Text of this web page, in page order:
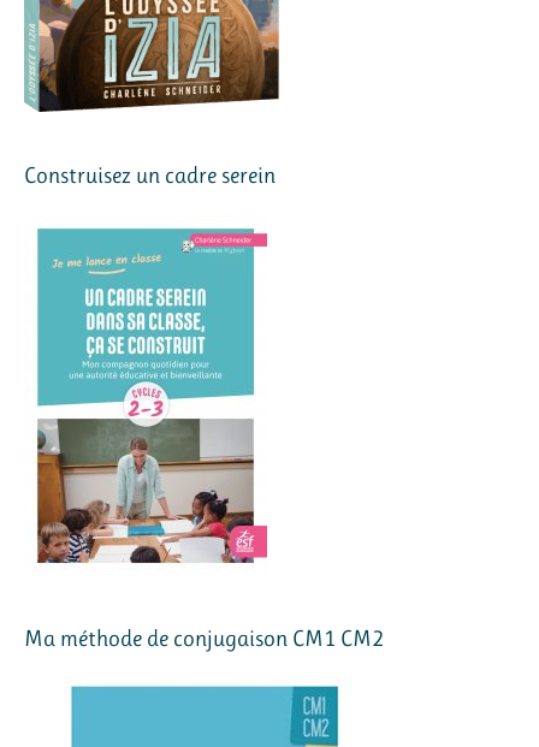
Construisez un cadre serein
Ma méthode de conjugaison CM1 CM2